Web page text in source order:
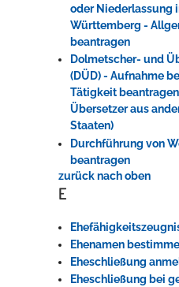
oder Niederlassung
Württemberg -
beantragen
Dolmetscher- und
(DÜD) - Aufnahme
Tätigkeit
Übersetzer aus
Staaten)
Durchführung von
beantragen
zurück nach oben
E
Ehenamen
Eheschließung
Eheschließung bei